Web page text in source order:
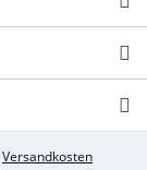
Versandkosten